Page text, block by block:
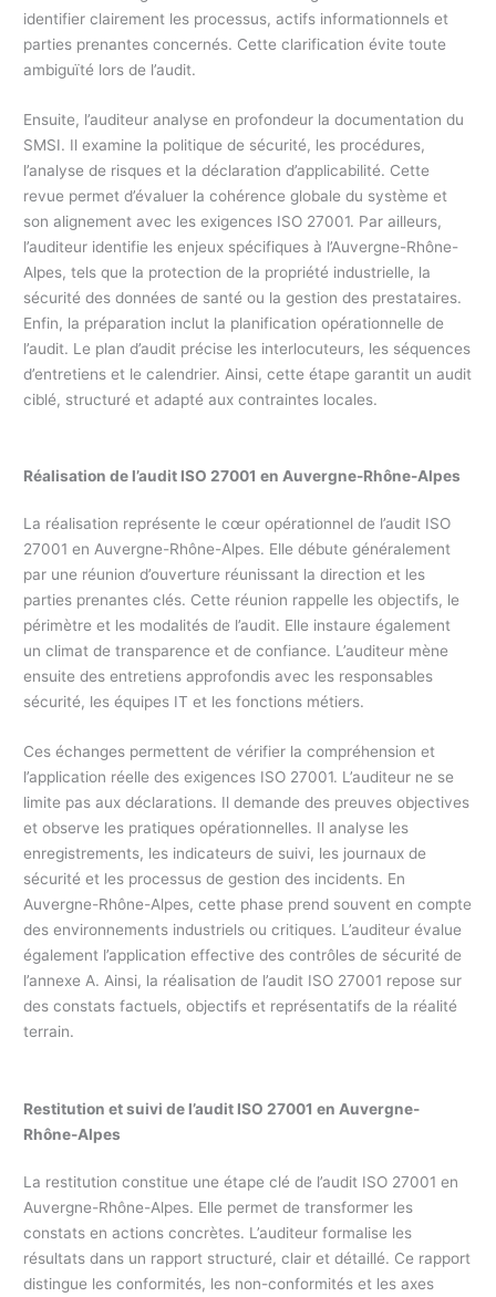
identifier clairement les processus, actifs informationnels et
parties prenantes concernés. Cette clarification évite toute
ambiguïté lors de l’audit.
Ensuite, l’auditeur analyse en profondeur la documentation du
SMSI. Il examine la politique de sécurité, les procédures,
l’analyse de risques et la déclaration d’applicabilité. Cette
revue permet d’évaluer la cohérence globale du système et
son alignement avec les exigences ISO 27001. Par ailleurs,
l’auditeur identifie les enjeux spécifiques à l’Auvergne-Rhône-
Alpes, tels que la protection de la propriété industrielle, la
sécurité des données de santé ou la gestion des prestataires.
Enfin, la préparation inclut la planification opérationnelle de
l’audit. Le plan d’audit précise les interlocuteurs, les séquences
d’entretiens et le calendrier. Ainsi, cette étape garantit un audit
ciblé, structuré et adapté aux contraintes locales.
Réalisation de l’audit ISO 27001 enAuvergne-Rhône-Alpes
La réalisation représente le cœur opérationnel de l’audit ISO
27001 en Auvergne-Rhône-Alpes. Elle débute généralement
par une réunion d’ouverture réunissant la direction et les
parties prenantes clés. Cette réunion rappelle les objectifs, le
périmètre et les modalités de l’audit. Elle instaure également
un climat de transparence et de confiance. L’auditeur mène
ensuite des entretiens approfondis avec les responsables
sécurité, les équipes IT et les fonctions métiers.
Ces échanges permettent de vérifier la compréhension et
l’application réelle des exigences ISO 27001. L’auditeur ne se
limite pas aux déclarations. Il demande des preuves objectives
et observe les pratiques opérationnelles. Il analyse les
enregistrements, les indicateurs de suivi, les journaux de
sécurité et les processus de gestion des incidents. En
Auvergne-Rhône-Alpes, cette phase prend souvent en compte
des environnements industriels ou critiques. L’auditeur évalue
également l’application effective des contrôles de sécurité de
l’annexe A. Ainsi, la réalisation de l’audit ISO 27001 repose sur
des constats factuels, objectifs et représentatifs de la réalité
terrain.
Restitution et suivi de l’audit ISO 27001 en Auvergne-
Rhône-Alpes
La restitution constitue une étape clé de l’audit ISO 27001 en
Auvergne-Rhône-Alpes. Elle permet de transformer les
constats en actions concrètes. L’auditeur formalise les
résultats dans un rapport structuré, clair et détaillé. Ce rapport
distingue les conformités, les non-conformités et les axes